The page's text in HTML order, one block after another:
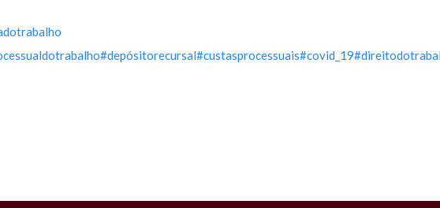
#depósitorecursal#custasprocessuais#covid_19